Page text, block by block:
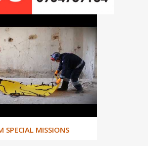
SPECIAL MISSIONS